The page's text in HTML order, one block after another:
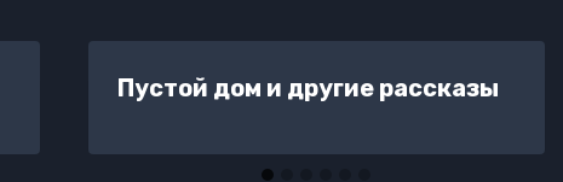
Пустой дом и другие рассказы